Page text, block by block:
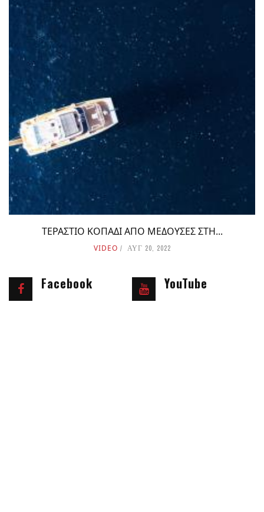
ΤΕΡΑΣΤΙΟ ΚΟΠΑΔΙ ΑΠΟ ΜΕΔΟΥΣΕΣ ΣΤΗ...
VIDEO ΑΥΓ 20, 2022
Facebook YouTube